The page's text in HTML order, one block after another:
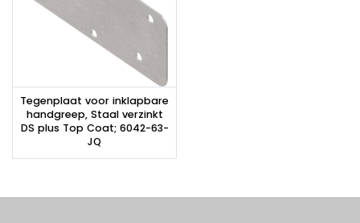
Tegenplaat voor inklapbare
handgreep, Staal verzinkt
DS plus Top Coat; 6042-63-
JQ